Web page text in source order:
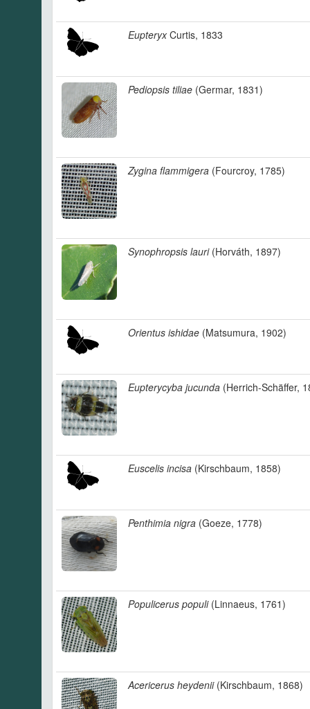
EupteryxCurtis, 1833
Pediopsis tiliae (Germar, 1831)
Zygina flammigera (Fourcroy, 1785)
Synophropsis lauri(Horváth, 1897)
Orientus ishidae (Matsumura, 1902)
Eupterycyba jucunda (Herrich-Schäffer,
Euscelis incisa (Kirschbaum, 1858)
Penthimia nigra (Goeze, 1778)
Populicerus populi(Linnaeus, 1761)
Acericerus heydenii(Kirschbaum, 1868)